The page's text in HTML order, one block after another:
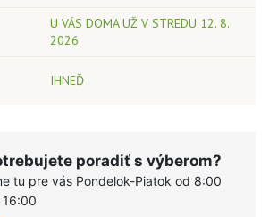
U VÁS DOMA UŽ V STREDU 12. 8.
2026
IHNEĎ
poradiť s výberom?
tu pre vás Pondelok-Piatok od 8:00